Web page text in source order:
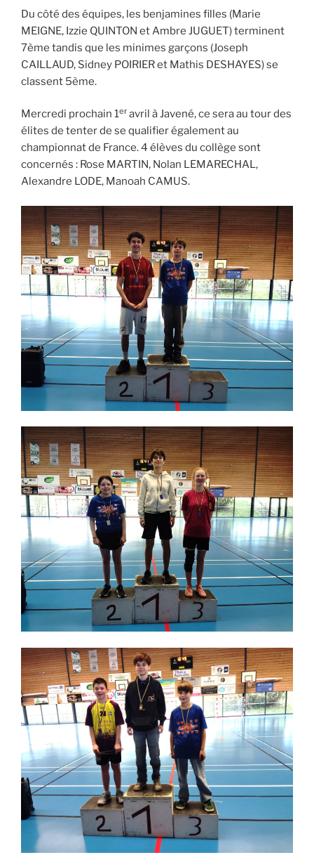
Du côté des équipes, les benjamines filles (Marie
MEIGNE, Izzie QUINTON et Ambre JUGUET) terminent
7ème tandis que les minimes garçons (Joseph
CAILLAUD, Sidney POIRIER et Mathis DESHAYES) se
classent 5ème.
Mercredi prochain 1er avril à Javené, ce sera au tour des
élites de tenter de se qualifier également au
championnat de France. 4 élèves du collège sont
concernés : Rose MARTIN, Nolan LEMARECHAL,
Alexandre LODE, Manoah CAMUS.